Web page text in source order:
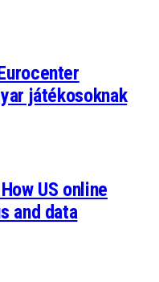
játékosoknak
US online
and data